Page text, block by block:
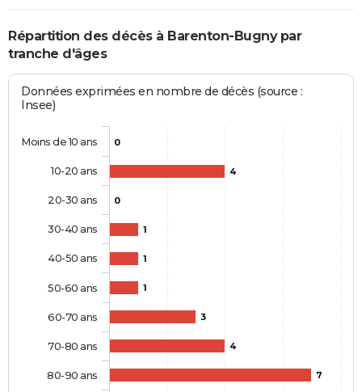
Répartition des décès à Barenton-Bugny par
tranche d'âges
Données exprimées en nombre de décès (source :
Insee)
0
4
0
1
1
1
3
4
7
Moins de 10 ans
10-20 ans
20-30 ans
30-40 ans
40-50 ans
50-60 ans
60-70 ans
70-80 ans
80-90 ans